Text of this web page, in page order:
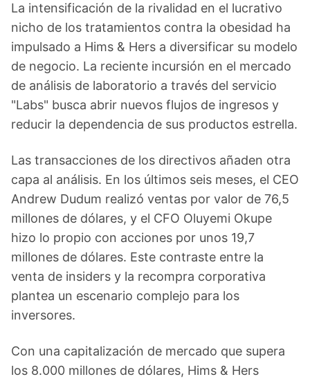
La intensificación de la rivalidad en el lucrativo
nicho de los tratamientos contra la obesidad ha
impulsado a Hims & Hers a diversificar su modelo
de negocio. La reciente incursión en el mercado
de análisis de laboratorio a través del servicio
"Labs" busca abrir nuevos flujos de ingresos y
reducir la dependencia de sus productos estrella.
Las transacciones de los directivos añaden otra
capa al análisis. En los últimos seis meses, el CEO
Andrew Dudum realizó ventas por valor de 76,5
millones de dólares, y el CFO Oluyemi Okupe
hizo lo propio con acciones por unos 19,7
millones de dólares. Este contraste entre la
venta de insiders y la recompra corporativa
plantea un escenario complejo para los
inversores.
Con una capitalización de mercado que supera
los 8.000 millones de dólares, Hims & Hers